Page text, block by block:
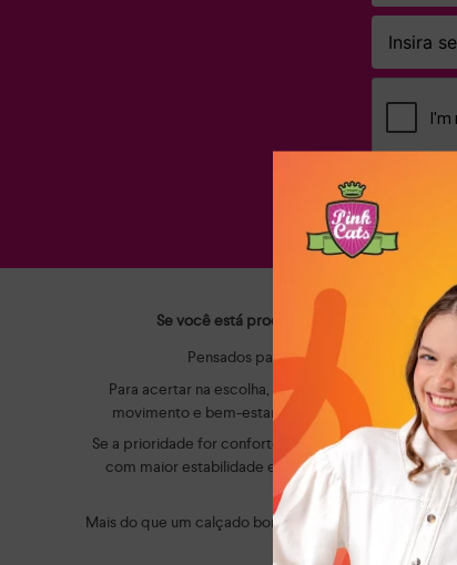
Ao clicar
Se você está procurando calçados infantis
Pensados para o dia a dia dos
Para acertar na escolha, é importante considerar
movimento e bem-estar ao longo do dia. Já os
Se a prioridade for conforto, vale optar por modelos
com maior estabilidade e solado resistente
Mais do que um calçado bonito, a escolha certa faz
tranquilidade. Aqui,